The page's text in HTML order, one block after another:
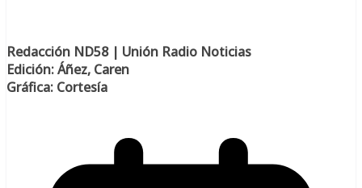
Redacción ND58 | Unión Radio Noticias
Edición: Áñez, Caren
Gráfica: Cortesía